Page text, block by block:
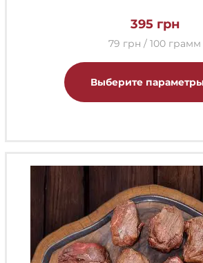
395 грн
79 грн / 100 грамм
Выберите параметры